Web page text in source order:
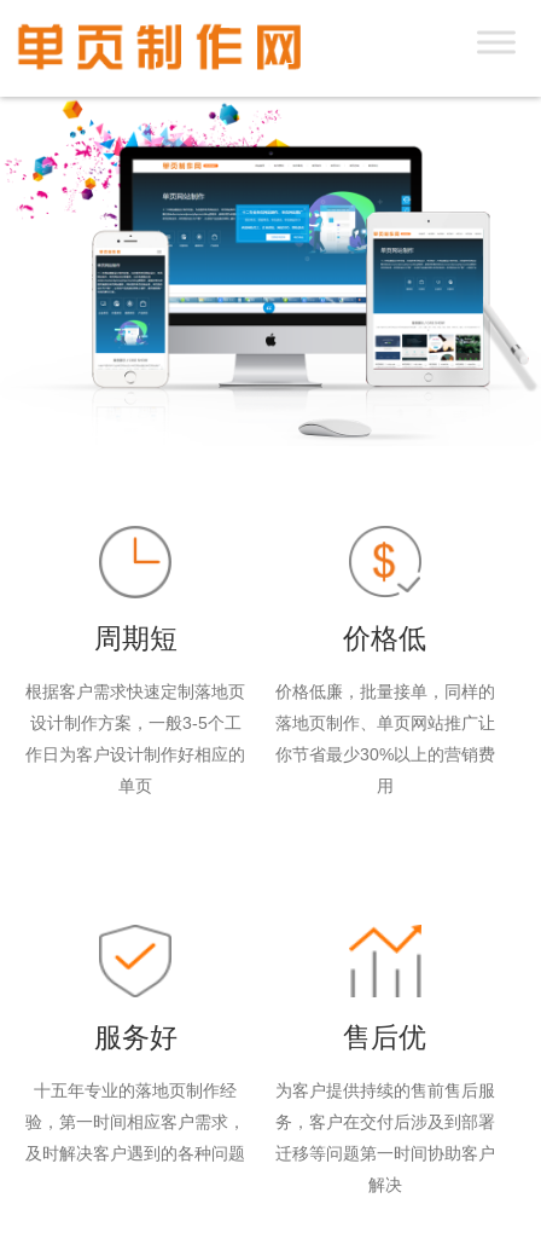
周期短
根据客户需求快速定制落地页
设计制作方案，一般3-5个工
作日为客户设计制作好相应的
单页
价格低
价格低廉，批量接单，同样的
落地页制作、单页网站推广让
你节省最少30%以上的营销费
用
服务好
十五年专业的落地页制作经
验，第一时间相应客户需求，
及时解决客户遇到的各种问题
售后优
为客户提供持续的售前售后服
务，客户在交付后涉及到部署
迁移等问题第一时间协助客户
解决